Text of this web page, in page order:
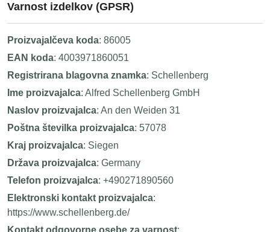
Varnost izdelkov (GPSR)
Proizvajalčeva koda: 86005
EAN koda: 4003971860051
Registrirana blagovna znamka: Schellenberg
Ime proizvajalca: Alfred Schellenberg GmbH
Naslov proizvajalca: An den Weiden 31
Poštna številka proizvajalca: 57078
Kraj proizvajalca: Siegen
Država proizvajalca: Germany
Telefon proizvajalca: +490271890560
Elektronski kontakt proizvajalca:
https://www.schellenberg.de/
Kontakt odgovorne osebe za varnost: